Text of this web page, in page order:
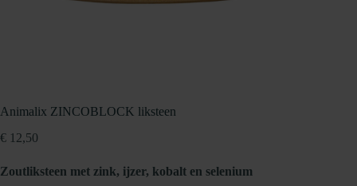
Animalix ZINCOBLOCK liksteen
€ 12,50
Zoutliksteen met zink, ijzer, kobalt en selenium